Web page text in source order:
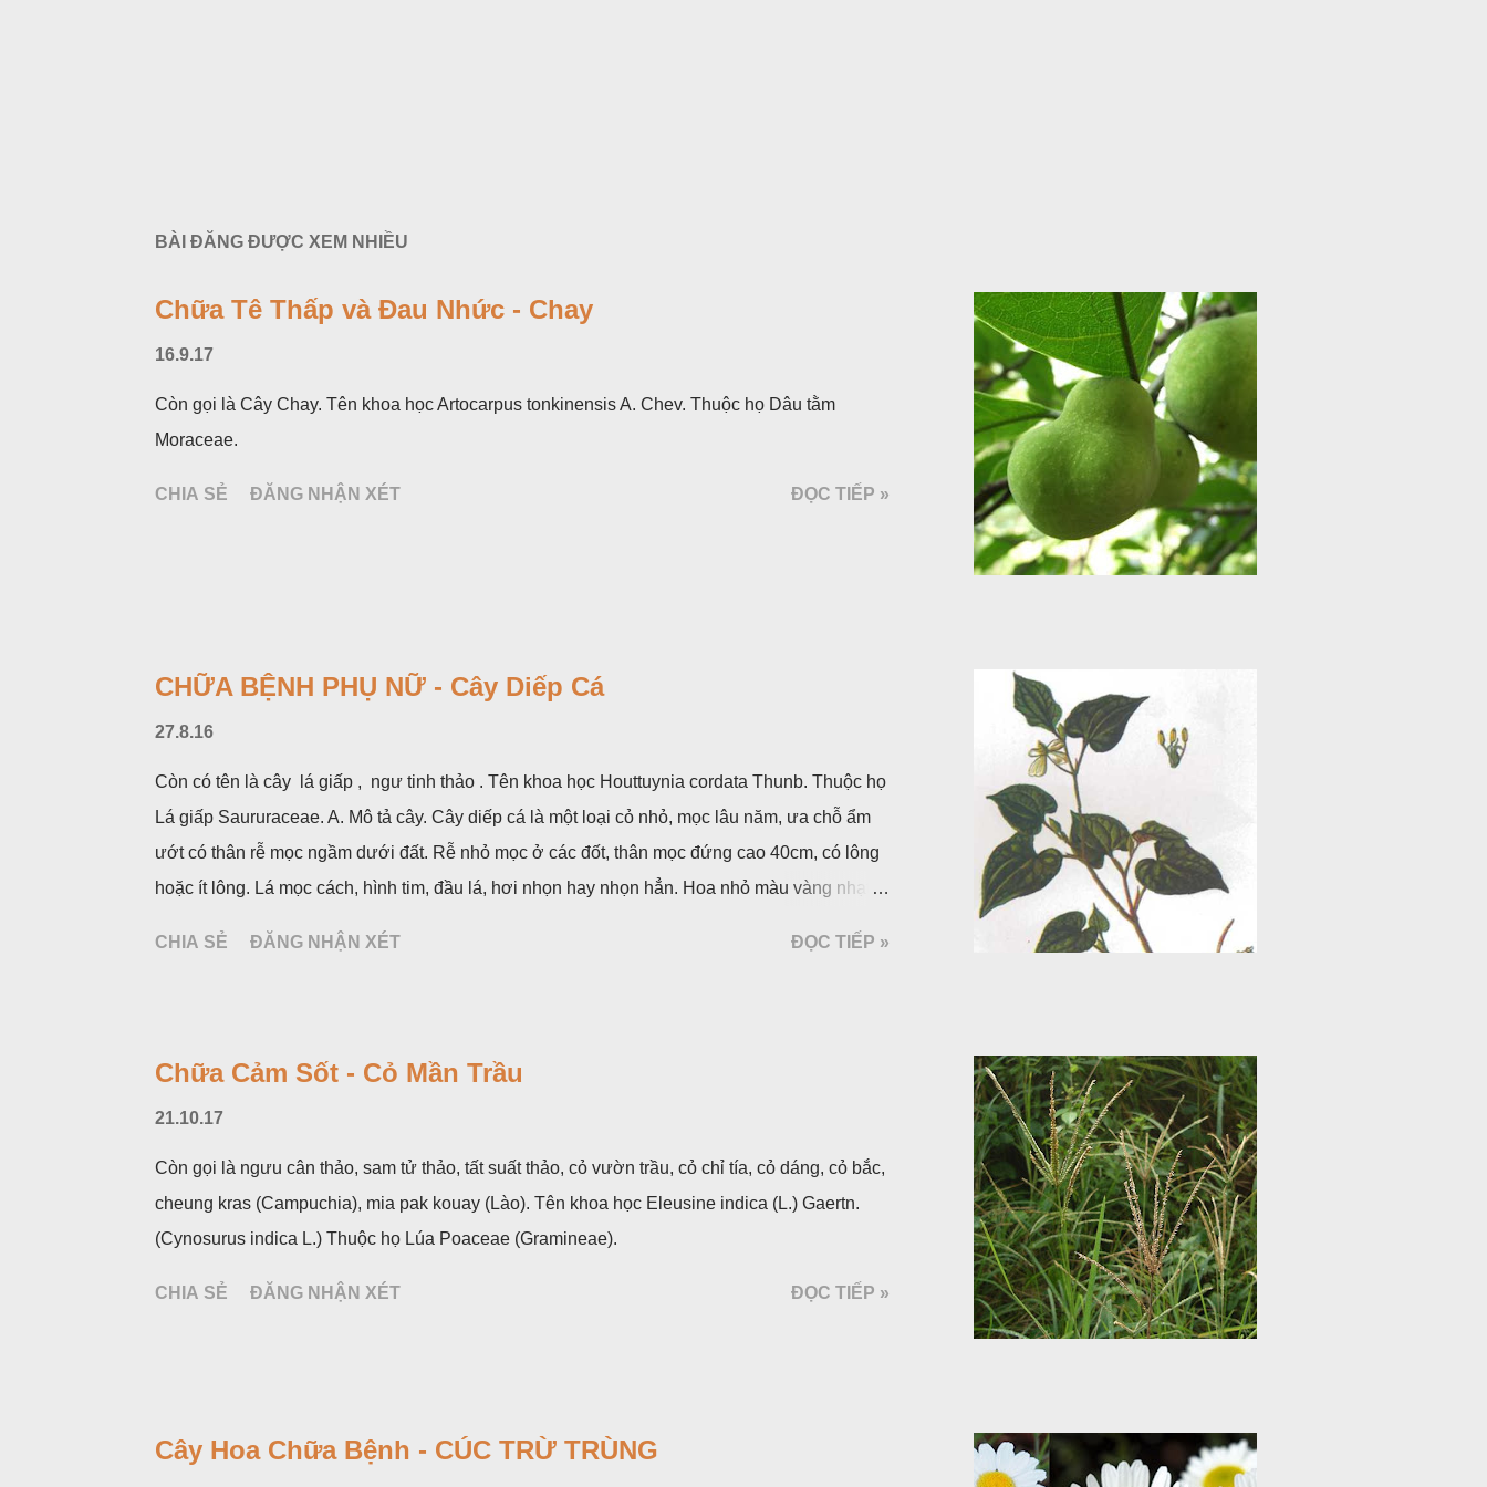
BÀI ĐĂNG ĐƯỢC XEM NHIỀU
Chữa Tê Thấp và Đau Nhức - Chay
16.9.17
Còn gọi là Cây Chay. Tên khoa học Artocarpus tonkinensis A. Chev. Thuộc họ Dâu tằm
Moraceae.
CHIA SẺ ĐĂNG NHẬN XÉT ĐỌC TIẾP »
CHỮA BỆNH PHỤ NỮ - Cây Diếp Cá
27.8.16
Còn có tên là cây lá giấp , ngư tinh thảo . Tên khoa học Houttuynia cordata Thunb. Thuộc họ
Lá giấp Saururaceae. A. Mô tả cây. Cây diếp cá là một loại cỏ nhỏ, mọc lâu năm, ưa chỗ ẩm
ướt có thân rễ mọc ngầm dưới đất. Rễ nhỏ mọc ở các đốt, thân mọc đứng cao 40cm, có lông
hoặc ít lông. Lá mọc cách, hình tim, đầu lá, hơi nhọn hay nhọn hẳn. Hoa nhỏ màu vàng nhạt,
CHIA SẺ ĐĂNG NHẬN XÉT ĐỌC TIẾP »
Chữa Cảm Sốt - Cỏ Mần Trầu
21.10.17
Còn gọi là ngưu cân thảo, sam tử thảo, tất suất thảo, cỏ vườn trầu, cỏ chỉ tía, cỏ dáng, cỏ bắc,
cheung kras (Campuchia), mia pak kouay (Lào). Tên khoa học Eleusine indica (L.) Gaertn.
(Cynosurus indica L.) Thuộc họ Lúa Poaceae (Gramineae).
CHIA SẺ ĐĂNG NHẬN XÉT ĐỌC TIẾP »
Cây Hoa Chữa Bệnh - CÚC TRỪ TRÙNG